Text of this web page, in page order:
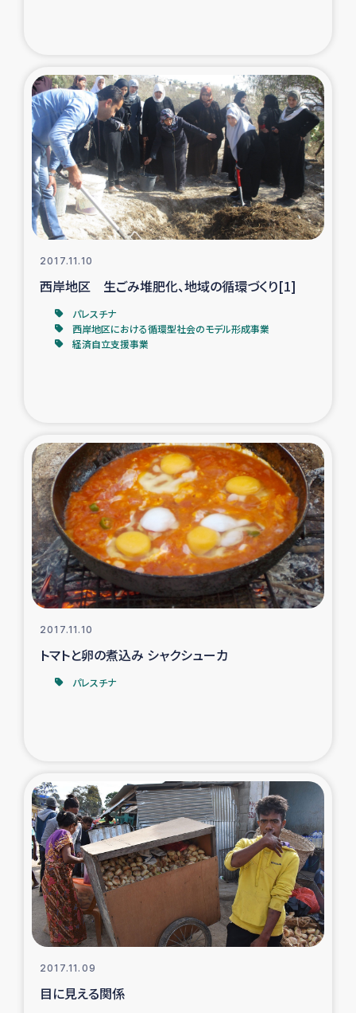
デニヤヤ小規模紅茶農家支援
コーヒー生産者支援
アイナロ県マウベシ郡でのコーヒー畑改善事業
ベイルート大規模爆発被災者支援
女性の生計向上支援
アグロフォレストリー（カカオ）事業
2017.11.10
西岸地区 生ごみ堆肥化、地域の循環づくり[1]
パレスチナ
西岸地区における循環型社会のモデル形成事業
経済自立支援事業
2017.11.10
トマトと卵の煮込み シャクシューカ
パレスチナ
2017.11.09
目に見える関係